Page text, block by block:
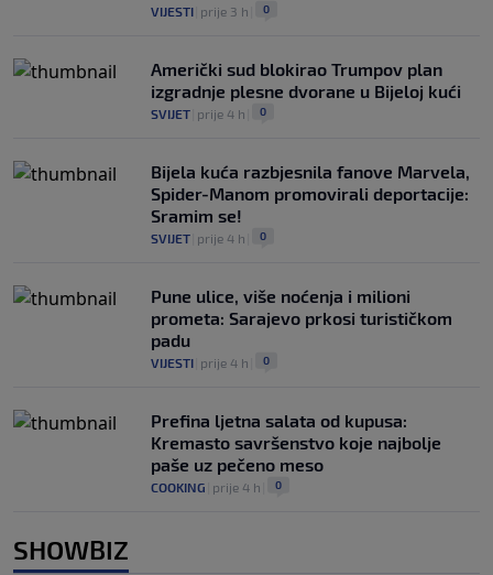
VIJESTI prije 3 h 0
Američki sud blokirao Trumpov plan
izgradnje plesne dvorane u Bijeloj kući
SVIJET prije 4 h 0
Bijela kuća razbjesnila fanove Marvela,
Spider-Manom promovirali deportacije:
Sramim se!
SVIJET prije 4 h 0
Pune ulice, više noćenja i milioni
prometa: Sarajevo prkosi turističkom
padu
VIJESTI prije 4 h 0
Prefina ljetna salata od kupusa:
Kremasto savršenstvo koje najbolje
paše uz pečeno meso
COOKING prije 4 h 0
SHOWBIZ